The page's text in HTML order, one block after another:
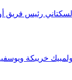
رئيس فريق
خريبكة